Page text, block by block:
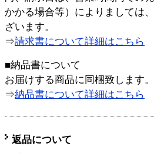
かかる場合等）によりましては
ざいます。
⇒請求書について詳細はこちら
■納品書について
お届けする商品に同梱致します。
⇒納品書について詳細はこちら
返品について